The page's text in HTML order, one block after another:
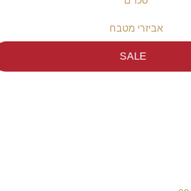
אביזרי מטבח
SALE